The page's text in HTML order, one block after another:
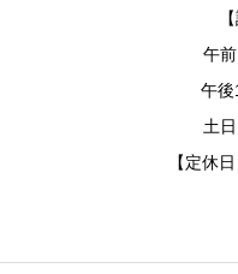
午
午
土
【定休